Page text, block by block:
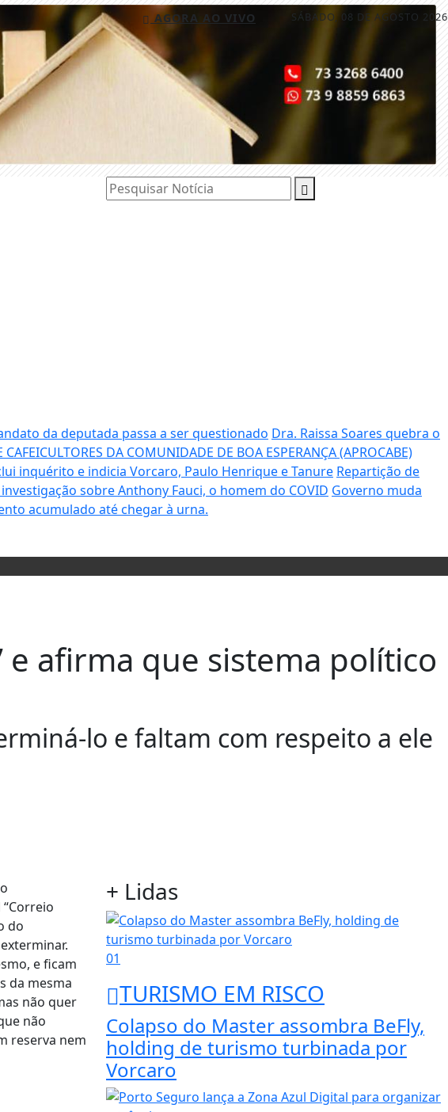
SÁBADO, 08 DE AGOSTO 2026
AGORA AO VIVO
Pesquisar Notícia
da deputada passa a ser questionado Dra. Raissa Soares quebra o
DA COMUNIDADE DE BOA ESPERANÇA (APROCABE)
inquérito e indicia Vorcaro, Paulo Henrique e Tanure Repartição de
sobre Anthony Fauci, o homem do COVID Governo muda
acumulado até chegar à urna.
e afirma que sistema político
lo e faltam com respeito a ele
do
e ficam
da mesma
não quer
não
reserva nem
+ Lidas
01
TURISMO EM RISCO
Colapso do Master assombra BeFly,
holding de turismo turbinada por
Vorcaro